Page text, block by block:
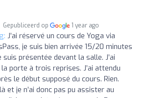
Gepubliceerd op 1 year ago
J’ai réservé un cours de Yoga via
je suis bien arrivée 15/20 minutes
présentée devant la salle. J’ai
porte à trois reprises. J’ai attendu
le début supposé du cours. Rien.
et je n’ai donc pas pu assister au